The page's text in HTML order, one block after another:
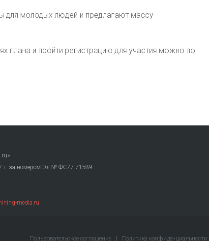
для молодых людей и предлагают массу
плана и пройти регистрацию для участия можно по
г. за номером Эл № ФС77-71589
media.ru
Пользовательское соглашение Политика конфиденциальности